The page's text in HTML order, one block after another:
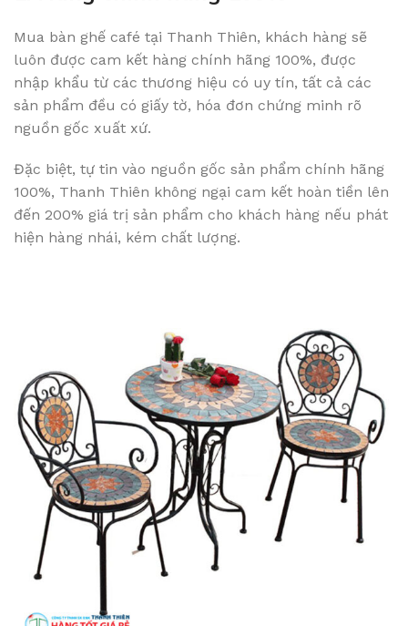
Mua bàn ghế café tại Thanh Thiên, khách hàng sẽ
luôn được cam kết hàng chính hãng 100%, được
nhập khẩu từ các thương hiệu có uy tín, tất cả các
sản phẩm đều có giấy tờ, hóa đơn chứng minh rõ
nguồn gốc xuất xứ.
Đặc biệt, tự tin vào nguồn gốc sản phẩm chính hãng
100%, Thanh Thiên không ngại cam kết hoàn tiền lên
đến 200% giá trị sản phẩm cho khách hàng nếu phát
hiện hàng nhái, kém chất lượng.